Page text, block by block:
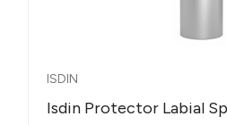
ISDIN
Isdin Protector Labial